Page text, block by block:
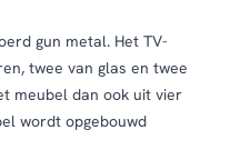
gun metal. Het TV-
twee van glas en twee
meubel dan ook uit vier
wordt opgebouwd